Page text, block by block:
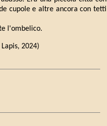
cupole e altre ancora con tetti
l'ombelico.
2024)